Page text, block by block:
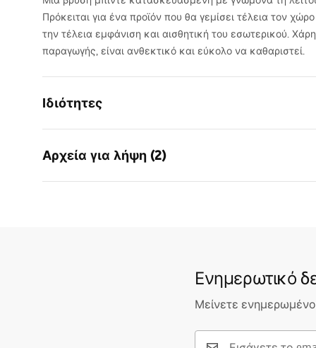
Πρόκειται για ένα προϊόν που θα γεμίσει τέλεια τον
την τέλεια εμφάνιση και αισθητική του εσωτερικού.
παραγωγής, είναι ανθεκτικό και εύκολο να καθαριστεί.
Ιδιότητες
Τρόπος εγκατάστασης
Χρώμα
Χρυσό
145mm
Αρχεία για λήψη (2)
Ενημερωτικό
Μείνετε